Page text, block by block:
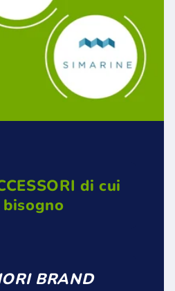
di cui
BRAND